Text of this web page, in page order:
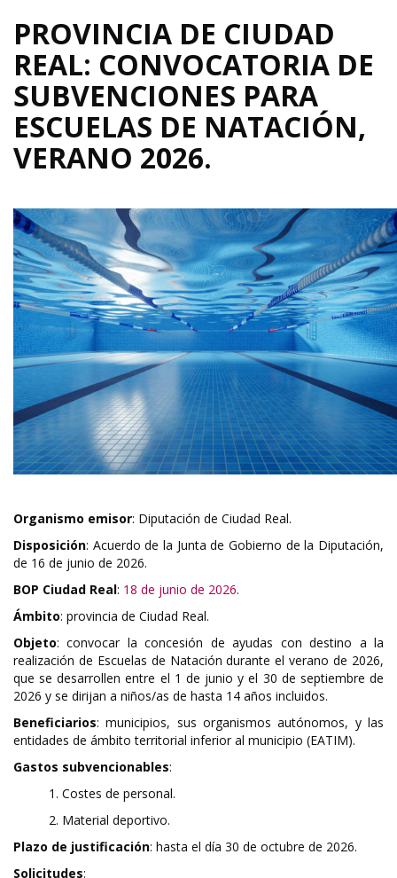
PROVINCIA DE CIUDAD
REAL: CONVOCATORIA DE
SUBVENCIONES PARA
ESCUELAS DE NATACIÓN,
VERANO 2026.
Organismo emisor: Diputación de Ciudad Real.
Disposición: Acuerdo de la Junta de Gobierno de la Diputación,
de 16 de junio de 2026.
BOP Ciudad Real: 18 de junio de 2026.
Ámbito: provincia de Ciudad Real.
Objeto: convocar la concesión de ayudas con destino a la
realización de Escuelas de Natación durante el verano de 2026,
que se desarrollen entre el 1 de junio y el 30 de septiembre de
2026 y se dirijan a niños/as de hasta 14 años incluidos.
Beneficiarios: municipios, sus organismos autónomos, y las
entidades de ámbito territorial inferior al municipio (EATIM).
Gastos subvencionables:
1. Costes de personal.
2. Material deportivo.
Plazo de justificación: hasta el día 30 de octubre de 2026.
Solicitudes: